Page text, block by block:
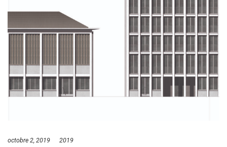
octobre 2, 2019 2019